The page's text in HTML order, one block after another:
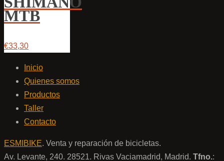
MTB
€33,30
Inicio
Quienes somos
Productos
Taller
Contacto
ESMIBIKE. Venta y reparación de bicicletas.
Av. Levante, 240. 28521. Rivas Vaciamadrid, Madrid. Tfno.: